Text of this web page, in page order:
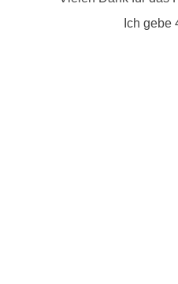
Ich gebe